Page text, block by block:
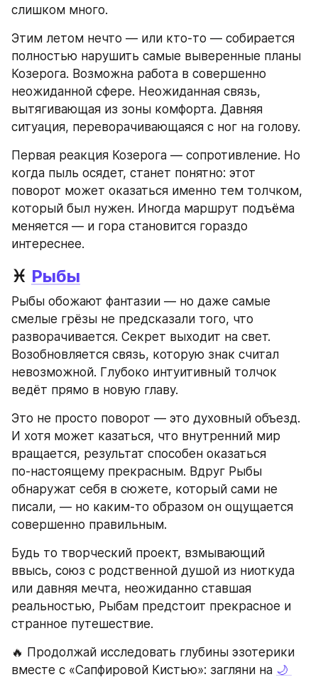
слишком много.
Этим летом нечто — или кто‑то — собирается
полностью нарушить самые выверенные планы
Козерога. Возможна работа в совершенно
неожиданной сфере. Неожиданная связь,
вытягивающая из зоны комфорта. Давняя
ситуация, переворачивающаяся с ног на голову.
Первая реакция Козерога — сопротивление. Но
когда пыль осядет, станет понятно: этот
поворот может оказаться именно тем толчком,
который был нужен. Иногда маршрут подъёма
меняется — и гора становится гораздо
интереснее.
♓ Рыбы
Рыбы обожают фантазии — но даже самые
смелые грёзы не предсказали того, что
разворачивается. Секрет выходит на свет.
Возобновляется связь, которую знак считал
невозможной. Глубоко интуитивный толчок
ведёт прямо в новую главу.
Это не просто поворот — это духовный объезд.
И хотя может казаться, что внутренний мир
вращается, результат способен оказаться
по‑настоящему прекрасным. Вдруг Рыбы
обнаружат себя в сюжете, который сами не
писали, — но каким‑то образом он ощущается
совершенно правильным.
Будь то творческий проект, взмывающий
ввысь, союз с родственной душой из ниоткуда
или давняя мечта, неожиданно ставшая
реальностью, Рыбам предстоит прекрасное и
странное путешествие.
🔥 Продолжай исследовать глубины эзотерики
вместе с «Сапфировой Кистью»: загляни на 🌙